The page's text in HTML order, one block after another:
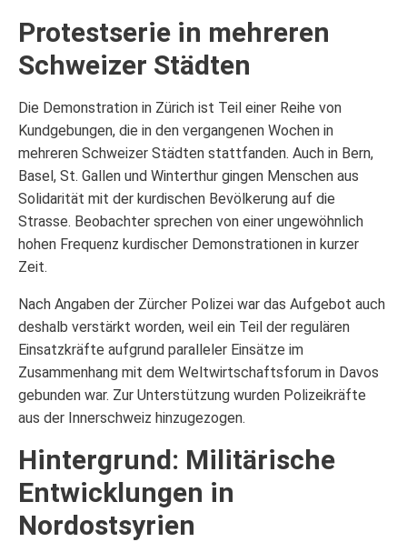
Protestserie in mehreren
Schweizer Städten
Die Demonstration in Zürich ist Teil einer Reihe von
Kundgebungen, die in den vergangenen Wochen in
mehreren Schweizer Städten stattfanden. Auch in Bern,
Basel, St. Gallen und Winterthur gingen Menschen aus
Solidarität mit der kurdischen Bevölkerung auf die
Strasse. Beobachter sprechen von einer ungewöhnlich
hohen Frequenz kurdischer Demonstrationen in kurzer
Zeit.
Nach Angaben der Zürcher Polizei war das Aufgebot auch
deshalb verstärkt worden, weil ein Teil der regulären
Einsatzkräfte aufgrund paralleler Einsätze im
Zusammenhang mit dem Weltwirtschaftsforum in Davos
gebunden war. Zur Unterstützung wurden Polizeikräfte
aus der Innerschweiz hinzugezogen.
Hintergrund: Militärische
Entwicklungen in
Nordostsyrien